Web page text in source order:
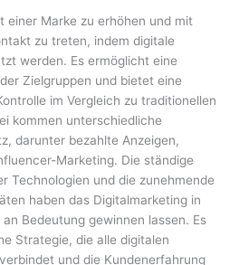
einer Marke zu erhöhen und mit
zu treten, indem digitale
werden. Es ermöglicht eine
Zielgruppen und bietet eine
im Vergleich zu traditionellen
kommen unterschiedliche
darunter bezahlte Anzeigen,
Marketing. Die ständige
Technologien und die zunehmende
haben das Digitalmarketing in
Bedeutung gewinnen lassen. Es
Strategie, die alle digitalen
und die Kundenerfahrung